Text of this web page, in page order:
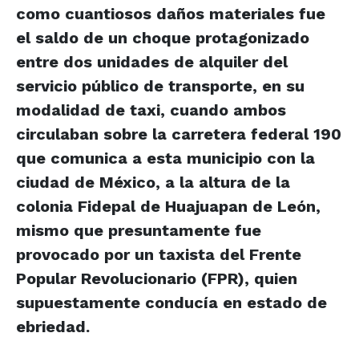
como cuantiosos daños materiales fue
el saldo de un choque protagonizado
entre dos unidades de alquiler del
servicio público de transporte, en su
modalidad de taxi, cuando ambos
circulaban sobre la carretera federal 190
que comunica a esta municipio con la
ciudad de México, a la altura de la
colonia Fidepal de Huajuapan de León,
mismo que presuntamente fue
provocado por un taxista del Frente
Popular Revolucionario (FPR), quien
supuestamente conducía en estado de
ebriedad.